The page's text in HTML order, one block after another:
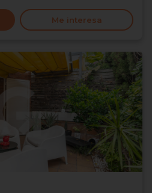
Me interesa